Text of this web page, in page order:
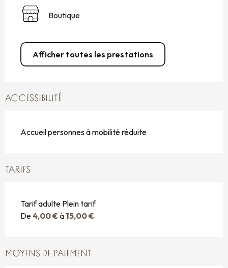
Boutique
Afficher toutes les prestations
ACCESSIBILITÉ
Accueil personnes à mobilité réduite
TARIFS
Tarif adulte Plein tarif
De4,00 €à 15,00 €
MOYENS DE PAIEMENT